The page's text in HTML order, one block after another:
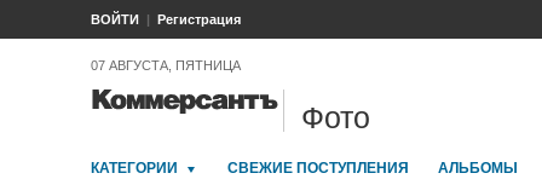
ВОЙТИ Регистрация
07 АВГУСТА, ПЯТНИЦА
Фото
КАТЕГОРИИ СВЕЖИЕ ПОСТУПЛЕНИЯ АЛЬБОМЫ